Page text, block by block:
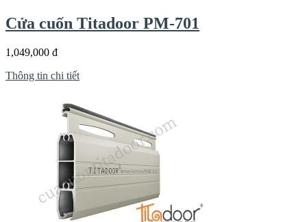
Cửa cuốn Titadoor PM-701
1,049,000 đ
Thông tin chi tiết